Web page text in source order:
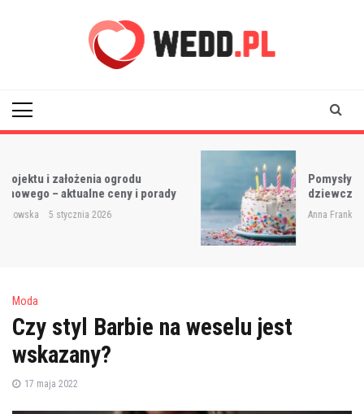
Pomysły na torty urodzinowe dla
dziewczynek – inspiracje i przepisy
13 grudnia 2025
Moda
Czy styl Barbie na weselu jest
wskazany?
17 maja 2022